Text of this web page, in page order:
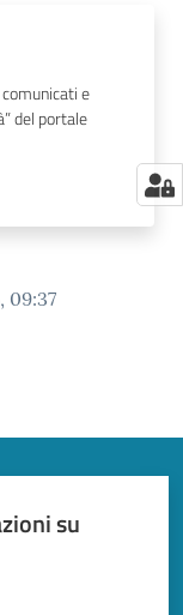
e
del portale
09:37
su